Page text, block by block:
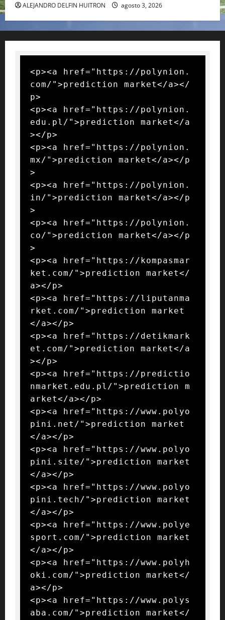
ALEJANDRO DELFIN HUITRON agosto 3, 2026
<p><a href="https://polynion.
com/">prediction market</a></
p>
<p><a href="https://polynion.
edu.pl/">prediction market</a
></p>
<p><a href="https://polynion.
mx/">prediction market</a></p
>
<p><a href="https://polynion.
in/">prediction market</a></p
>
<p><a href="https://polynion.
co/">prediction market</a></p
>
<p><a href="https://kompasmar
ket.com/">prediction market</
a></p>
<p><a href="https://liputanma
rket.com/">prediction market
</a></p>
<p><a href="https://detikmark
et.com/">prediction market</a
></p>
<p><a href="https://predictio
nmarket.edu.pl/">prediction m
arket</a></p>
<p><a href="https://www.polyo
pini.net/">prediction market
</a></p>
<p><a href="https://www.polyo
pini.site/">prediction market
</a></p>
<p><a href="https://www.polyo
pini.tech/">prediction market
</a></p>
<p><a href="https://www.polye
sport.com/">prediction market
</a></p>
<p><a href="https://www.polyh
oki.com/">prediction market</
a></p>
<p><a href="https://www.polys
aba.com/">prediction market</